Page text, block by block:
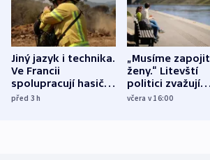
Jiný jazyk i technika.
Ve Francii
spolupracují hasiči z
různých zemí
před 3h
„Musíme zapojit
ženy.“ Litevští
politici zvažují
dohodu o
včera v 16:00